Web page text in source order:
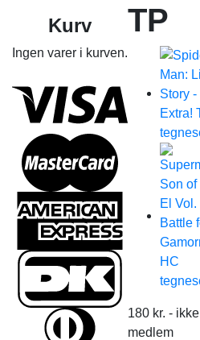
Kurv
Ingen varer i kurven.
TP
180 kr. - ikke
medlem